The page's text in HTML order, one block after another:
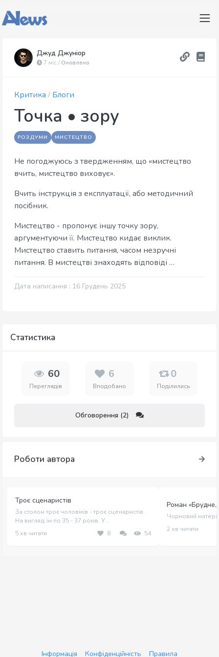
Джуд Джуніор
7 міс / Оновлено
Критика / Блоги
Точка • зору
РОЗДУМИ МИСТЕЦТВО
Не погоджуюсь з твердженням, що «мистецтво
вчить, мистецтво виховує».
Вчить інструкція з експлуатації, або методичний
посібник.
Мистецтво - пропонує іншу точку зору,
аргументуючи її. Мистецтво кидає виклик.
Мистецтво ставить питання, часом незручні
питання. В мистецтві знаходять відповіді …
Дата написання : 16 Грудень 2025
Статистика
60
Переглядів
6
Вподобано
0
Поділились
Обговорення (2)
Роботи автора
Троє сценаристів
За столом троє чоловіків - троє сценаристів.
На вигляд їм по 35 - 37 років. У...
5 хв читати
8 54
Роман «Брудне,
Чорновий
2 хв читати
Інформація Конфіденційність Правила